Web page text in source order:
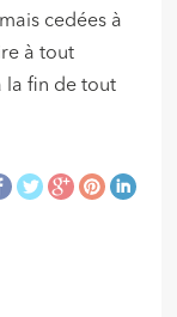
cedées à
à tout
la fin de tout